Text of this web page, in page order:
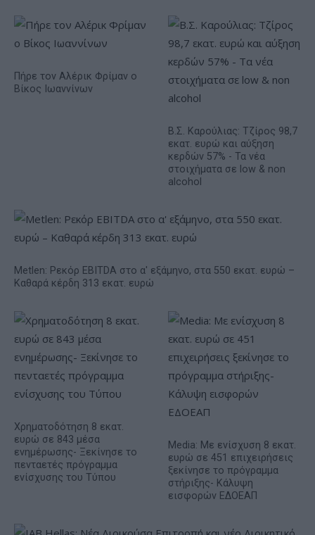
Πήρε τον Αλέρικ Φρίμαν ο
Βίκος Ιωαννίνων
Β.Σ. Καρούλιας: Τζίρος 98,7
εκατ. ευρώ και αύξηση
κερδών 57% - Τα νέα
στοιχήματα σε low & non
alcohol
Metlen: Ρεκόρ EBITDA στο α' εξάμηνο, στα 550 εκατ. ευρώ –
Καθαρά κέρδη 313 εκατ. ευρώ
Χρηματοδότηση 8 εκατ.
ευρώ σε 843 μέσα
ενημέρωσης- Ξεκίνησε το
πενταετές πρόγραμμα
ενίσχυσης του Τύπου
Media: Με ενίσχυση 8 εκατ.
ευρώ σε 451 επιχειρήσεις
ξεκίνησε το πρόγραμμα
στήριξης- Κάλυψη
εισφορών ΕΔΟΕΑΠ